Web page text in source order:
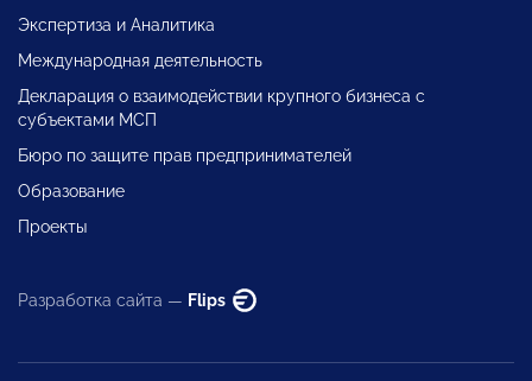
Экспертиза и Аналитика
Международная деятельность
Декларация о взаимодействии крупного бизнеса с
субъектами МСП
Бюро по защите прав предпринимателей
Образование
Проекты
Разработка сайта — Flips